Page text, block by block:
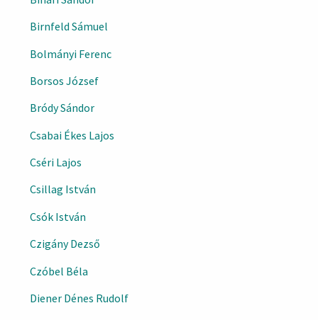
Birnfeld Sámuel
Bolmányi Ferenc
Borsos József
Bródy Sándor
Csabai Ékes Lajos
Cséri Lajos
Csillag István
Csók István
Czigány Dezső
Czóbel Béla
Diener Dénes Rudolf